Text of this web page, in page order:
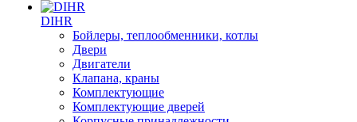
DIHR
Бойлеры, теплообменники, котлы
Двери
Двигатели
Клапана, краны
Комплектующие
Комплектующие дверей